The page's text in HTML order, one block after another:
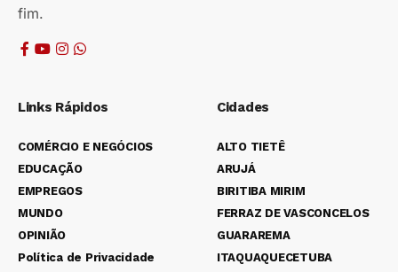
fim.
Links Rápidos
COMÉRCIO E NEGÓCIOS
EDUCAÇÃO
EMPREGOS
MUNDO
OPINIÃO
Política de Privacidade
Cidades
ALTO TIETÊ
ARUJÁ
BIRITIBA MIRIM
FERRAZ DE VASCONCELOS
GUARAREMA
ITAQUAQUECETUBA